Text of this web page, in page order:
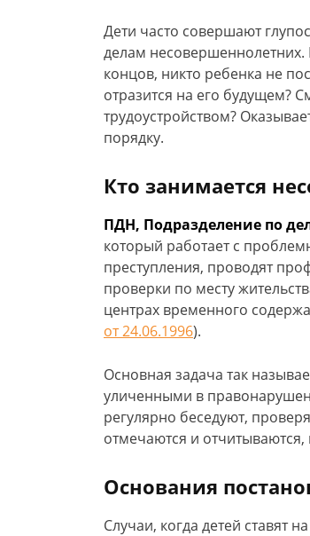
Дети часто совершают
делам
концов, никто ребенка не
отразится на его будущем?
трудоустройством?
порядку.
Кто занимается
ПДН, Подразделение по
который работает с
преступления, проводят
проверки по месту
центрах временного
от 24.06.1996).
Основная задача так
уличенными в
регулярно беседуют,
отмечаются и
Основания
Случаи, когда детей ставят